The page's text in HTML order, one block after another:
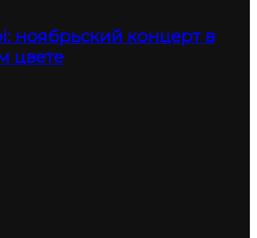
ноябрьский концерт в
цвете